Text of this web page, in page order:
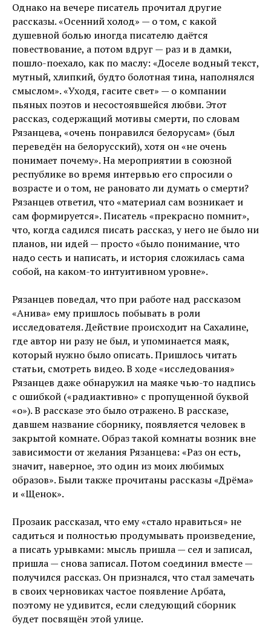
Однако на вечере писатель прочитал другие
рассказы. «Осенний холод» — о том, с какой
душевной болью иногда писателю даётся
повествование, а потом вдруг — раз и в дамки,
пошло-поехало, как по маслу: «Доселе водный текст,
мутный, хлипкий, будто болотная тина, наполнялся
смыслом». «Уходя, гасите свет» — о компании
пьяных поэтов и несостоявшейся любви. Этот
рассказ, содержащий мотивы смерти, по словам
Рязанцева, «очень понравился белорусам» (был
переведён на белорусский), хотя он «не очень
понимает почему». На мероприятии в союзной
республике во время интервью его спросили о
возрасте и о том, не рановато ли думать о смерти?
Рязанцев ответил, что «материал сам возникает и
сам формируется». Писатель «прекрасно помнит»,
что, когда садился писать рассказ, у него не было ни
планов, ни идей — просто «было понимание, что
надо сесть и написать, и история сложилась сама
собой, на каком-то интуитивном уровне».
Рязанцев поведал, что при работе над рассказом
«Анива» ему пришлось побывать в роли
исследователя. Действие происходит на Сахалине,
где автор ни разу не был, и упоминается маяк,
который нужно было описать. Пришлось читать
статьи, смотреть видео. В ходе «исследования»
Рязанцев даже обнаружил на маяке чью-то надпись
с ошибкой («радиактивно» с пропущенной буквой
«о»). В рассказе это было отражено. В рассказе,
давшем название сборнику, появляется человек в
закрытой комнате. Образ такой комнаты возник вне
зависимости от желания Рязанцева: «Раз он есть,
значит, наверное, это один из моих любимых
образов». Были также прочитаны рассказы «Дрёма»
и «Щенок».
Прозаик рассказал, что ему «стало нравиться» не
садиться и полностью продумывать произведение,
а писать урывками: мысль пришла — сел и записал,
пришла — снова записал. Потом соединил вместе —
получился рассказ. Он признался, что стал замечать
в своих черновиках частое появление Арбата,
поэтому не удивится, если следующий сборник
будет посвящён этой улице.